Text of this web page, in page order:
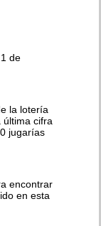
de
la lotería
última cifra
jugarías
encontrar
en esta